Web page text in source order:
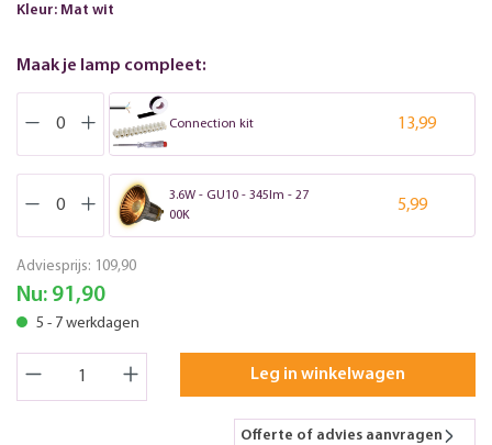
Kleur: Mat wit
Maak je lamp compleet:
Connection kit 13,99
3.6W - GU10 - 345lm - 27
00K
5,99
Adviesprijs: 109,90
Nu: 91,90
5 - 7 werkdagen
Leg in winkelwagen
Offerte of advies aanvragen